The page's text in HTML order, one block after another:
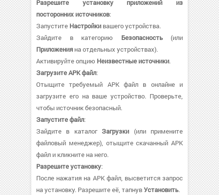
Разрешите установку приложений из
посторонних источников:
Запустите Настройки вашего устройства.
Зайдите в категорию Безопасность(или
Приложения на отдельных устройствах).
Активируйте опцию Неизвестные источники.
Загрузите APK файл:
Отыщите требуемый APK файл в онлайне и
загрузите его на ваше устройство. Проверьте,
чтобы источник безопасный.
Запустите файл:
Зайдите в каталогЗагрузки (или примените
файловый менеджер), отыщите скачанный APK
файл и кликните на него.
Разрешите установку:
После нажатия на APK файл, высветится запрос
на установку. Разрешите её, тапнувУстановить.